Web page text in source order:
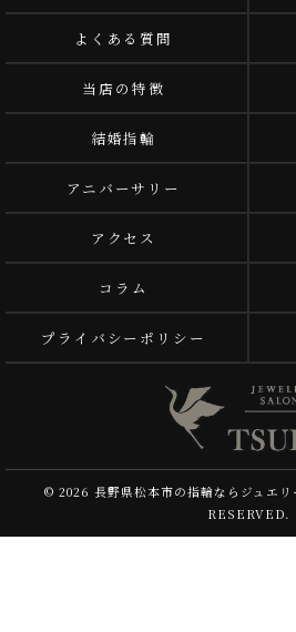
よくある質問
当店の特徴
結婚指輪
アニバーサリー
アクセス
コラム
プライバシーポリシー
© 2026 長野県松本市の指輪ならジュエ
RESERVED.